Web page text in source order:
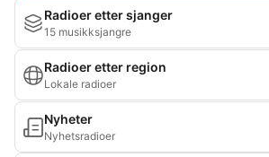
Radioer etter sjanger
15 musikksjangre
Radioer etter region
Lokale radioer
Nyheter
Nyhetsradioer